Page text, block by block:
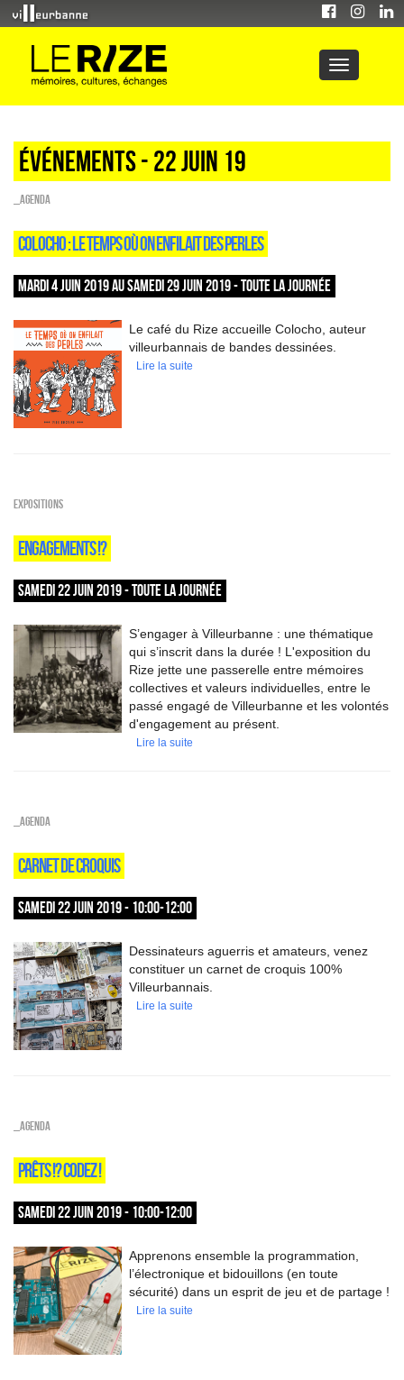
Événements - 22 Juin 19
_Agenda
COLOCHO : LE TEMPS OÙ ON ENFILAIT DES PERLES
MARDI 4 JUIN 2019 AU SAMEDI 29 JUIN 2019 - TOUTE LA JOURNÉE
Le café du Rize accueille Colocho, auteur
villeurbannais de bandes dessinées.
Lire la suite
EXPOSITIONS
ENGAGEMENTS !?
SAMEDI 22 JUIN 2019 - TOUTE LA JOURNÉE
S’engager à Villeurbanne : une thématique
qui s’inscrit dans la durée ! L'exposition du
Rize jette une passerelle entre mémoires
collectives et valeurs individuelles, entre le
passé engagé de Villeurbanne et les volontés
d'engagement au présent.
Lire la suite
_Agenda
CARNET DE CROQUIS
SAMEDI 22 JUIN 2019 - 10:00-12:00
Dessinateurs aguerris et amateurs, venez
constituer un carnet de croquis 100%
Villeurbannais.
Lire la suite
_Agenda
PRÊTS !? CODEZ !
SAMEDI 22 JUIN 2019 - 10:00-12:00
Apprenons ensemble la programmation,
l’électronique et bidouillons (en toute
sécurité) dans un esprit de jeu et de partage !
Lire la suite